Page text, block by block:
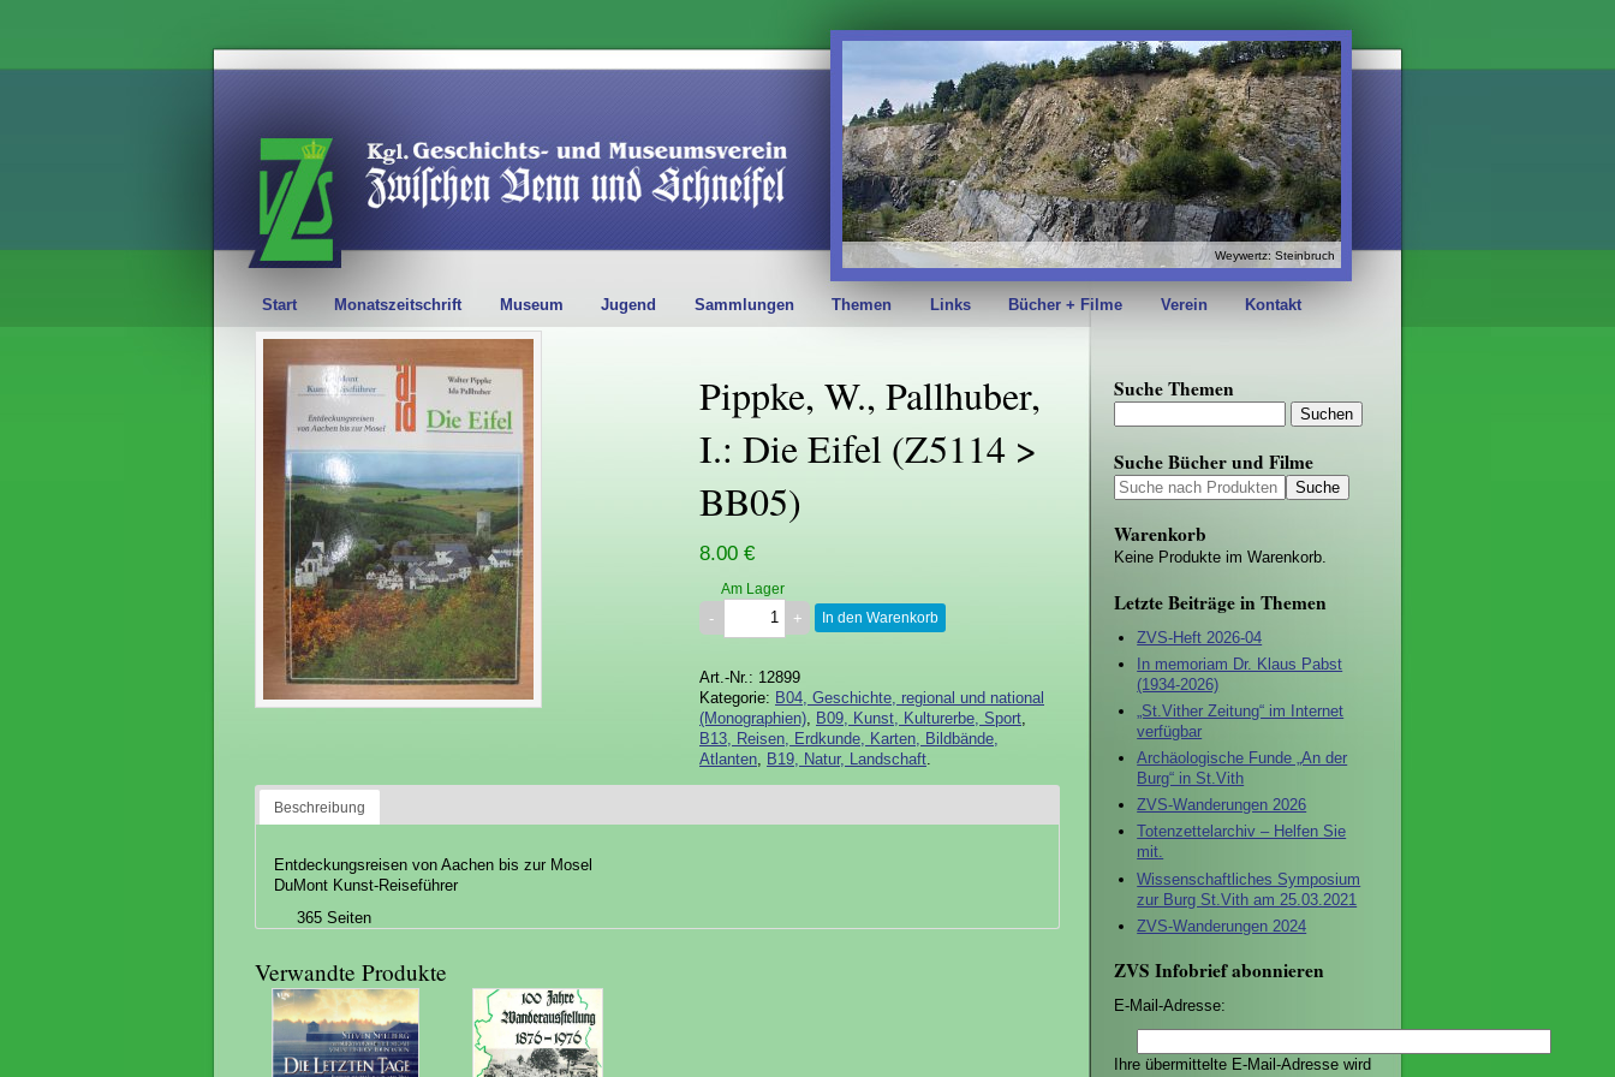
Weywertz: Steinbruch
Start Monatszeitschrift Museum Jugend Sammlungen Themen Links Bücher + Filme Verein Kontakt
Pippke, W., Pallhuber,
I.: Die Eifel (Z5114 >
BB05)
8.00 €
Am Lager
In den Warenkorb
Art.-Nr.: 12899
Kategorie: B04, Geschichte, regional und national
(Monographien) B09, Kunst, Kulturerbe, Sport
B13, Reisen, Erdkunde, Karten, Bildbände,
Atlanten B19, Natur, Landschaft
Beschreibung
Entdeckungsreisen von Aachen bis zur Mosel
DuMont Kunst-Reiseführer
365 Seiten
Verwandte Produkte
Suche Themen
Suche Bücher und Filme
Warenkorb
Keine Produkte im Warenkorb.
Letzte Beiträge in Themen
ZVS-Heft 2026-04
In memoriam Dr. Klaus Pabst
(1934-2026)
„St.Vither Zeitung“ im Internet
verfügbar
Archäologische Funde „An der
Burg“ in St.Vith
ZVS-Wanderungen 2026
Totenzettelarchiv – Helfen Sie
mit.
Wissenschaftliches Symposium
zur Burg St.Vith am 25.03.2021
ZVS-Wanderungen 2024
ZVS Infobrief abonnieren
E-Mail-Adresse:
Ihre übermittelte E-Mail-Adresse wird